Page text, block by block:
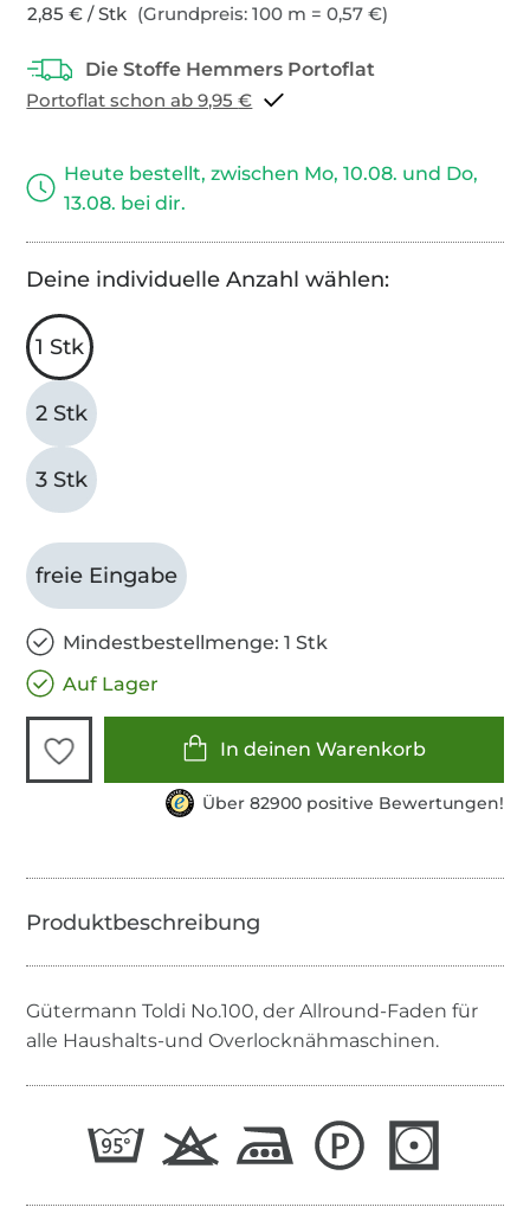
2,85 € / Stk (Grundpreis: 100 m = 0,57 €)
Portoflat schon ab 9,95 €
Heute bestellt, zwischen Mo, 10.08. und Do,
13.08. bei dir.
Deine individuelle Anzahl wählen:
1 Stk
2 Stk
3 Stk
freie Eingabe
Mindestbestellmenge: 1 Stk
Auf Lager
In deinen Warenkorb
Über 82900 positive Bewertungen!
Gütermann Toldi No.100, der Allround-Faden für
alle Haushalts-und Overlocknähmaschinen.